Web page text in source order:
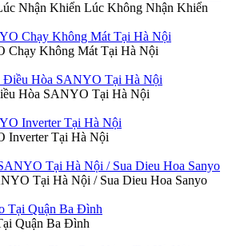
Nhận Khiển Lúc Không Nhận Khiển
Chạy Không Mát Tại Hà Nội
Hòa SANYO Tại Hà Nội
Inverter Tại Hà Nội
Tại Hà Nội / Sua Dieu Hoa Sanyo
Quận Ba Đình